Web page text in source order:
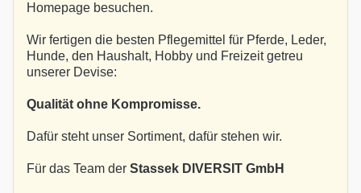
Homepage besuchen.
Wir fertigen die besten Pflegemittel für Pferde, Leder,
Hunde, den Haushalt, Hobby und Freizeit getreu
unserer Devise:
Qualität ohne Kompromisse.
Dafür steht unser Sortiment, dafür stehen wir.
Für das Team der Stassek DIVERSIT GmbH